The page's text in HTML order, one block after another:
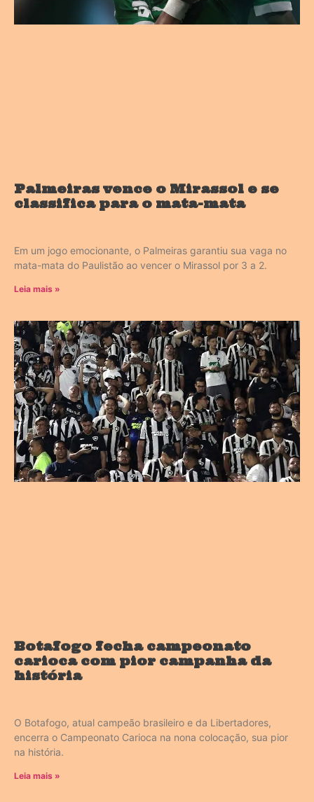
Palmeiras vence o Mirassol e se
classifica para o mata-mata
Em um jogo emocionante, o Palmeiras garantiu sua vaga no
mata-mata do Paulistão ao vencer o Mirassol por 3 a 2.
Leia mais »
Botafogo fecha campeonato
carioca com pior campanha da
história
O Botafogo, atual campeão brasileiro e da Libertadores,
encerra o Campeonato Carioca na nona colocação, sua pior
na história.
Leia mais »